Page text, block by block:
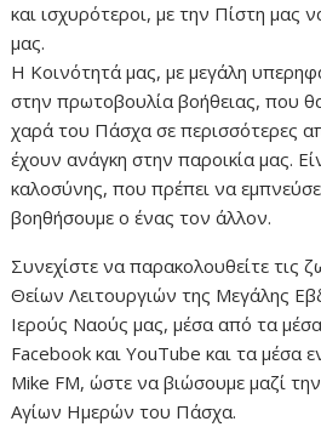
και ισχυρότεροι, με την Πίστη μας
μας.
Η Κοινότητά μας, με μεγάλη
στην πρωτοβουλία βοήθειας, που
χαρά του Πάσχα σε περισσότερες
έχουν ανάγκη στην παροικία μας.
καλοσύνης, που πρέπει να
βοηθήσουμε ο ένας τον άλλον.
Συνεχίστε να παρακολουθείτε τις
Θείων Λειτουργιών της Μεγάλης
Ιερούς Ναούς μας, μέσα από τα
Facebook και YouTube και τα μέσα
Mike FM, ώστε να βιώσουμε μαζί
Αγίων Ημερών του Πάσχα.